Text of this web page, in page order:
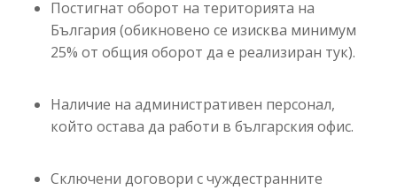
Постигнат оборот на територията на
България (обикновено се изисква минимум
25% от общия оборот да е реализиран тук).
Наличие на административен персонал,
който остава да работи в българския офис.
Сключени договори с чуждестранните